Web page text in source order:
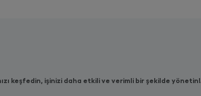
keşfedin, işinizi daha etkili ve verimli bir şekilde yönetin!